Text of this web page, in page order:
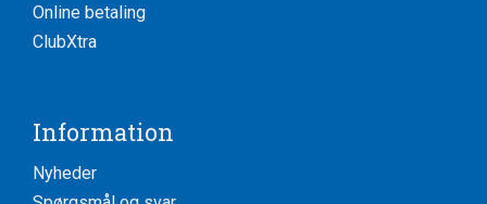
Online betaling
ClubXtra
Information
Nyheder